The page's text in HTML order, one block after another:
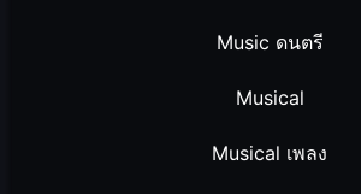
Music ดนตรี
Musical
Musical เพลง